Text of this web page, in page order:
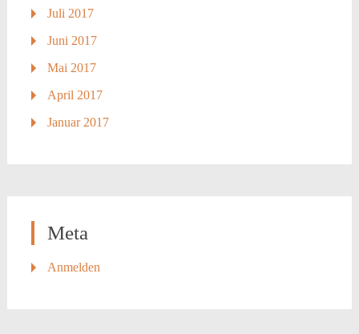
Juli 2017
Juni 2017
Mai 2017
April 2017
Januar 2017
Meta
Anmelden